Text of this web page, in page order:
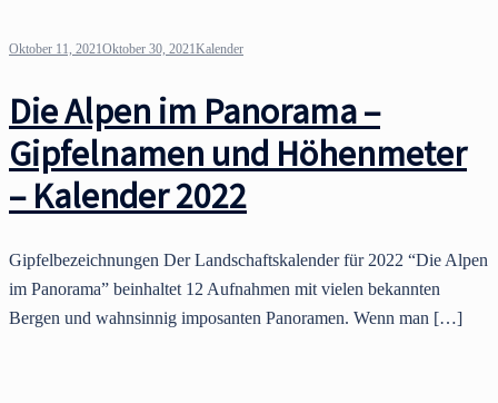
Oktober 11, 2021Oktober 30, 2021Kalender
Die Alpen im Panorama –
Gipfelnamen und Höhenmeter
– Kalender 2022
Gipfelbezeichnungen Der Landschaftskalender für 2022 “Die Alpen
im Panorama” beinhaltet 12 Aufnahmen mit vielen bekannten
Bergen und wahnsinnig imposanten Panoramen. Wenn man […]